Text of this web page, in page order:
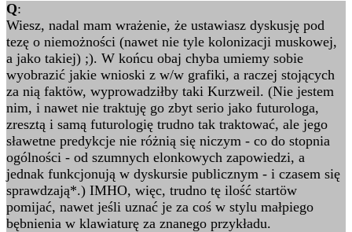
Q:
Wiesz, nadal mam wrażenie, że ustawiasz dyskusję pod
tezę o niemożności (nawet nie tyle kolonizacji muskowej,
a jako takiej) ;). W końcu obaj chyba umiemy sobie
wyobrazić jakie wnioski z w/w grafiki, a raczej stojących
za nią faktöw, wyprowadziłby taki Kurzweil. (Nie jestem
nim, i nawet nie traktuję go zbyt serio jako futurologa,
zresztą i samą futurologię trudno tak traktować, ale jego
sławetne predykcje nie różnią się niczym - co do stopnia
ogólności - od szumnych elonkowych zapowiedzi, a
jednak funkcjonują w dyskursie publicznym - i czasem się
sprawdzają*.) IMHO, więc, trudno tę ilość startöw
pomijać, nawet jeśli uznać je za coś w stylu małpiego
bębnienia w klawiaturę za znanego przykładu.